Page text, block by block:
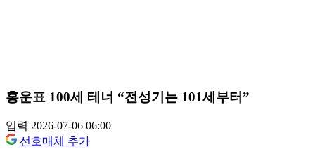
홍운표 100세 테너 “전성기는 101세부터”
입력 2026-07-06 06:00
선호매체 추가